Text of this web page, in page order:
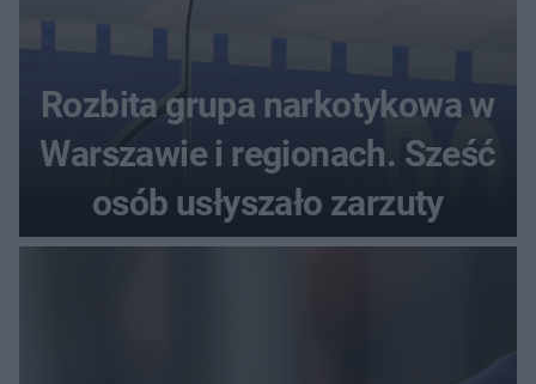
Rozbita grupa narkotykowa w
Warszawie i regionach. Sześć
osób usłyszało zarzuty